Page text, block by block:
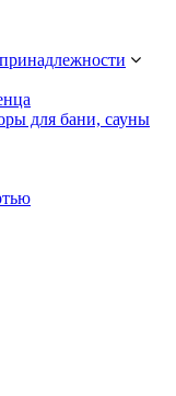
для бани, сауны